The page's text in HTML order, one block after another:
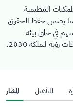
التنظيمية
بما يضمن حفظ الحقوق
في خلق بيئة
المملكة 2030.
التأهيل